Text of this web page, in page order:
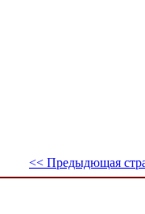
<< Предыдющая